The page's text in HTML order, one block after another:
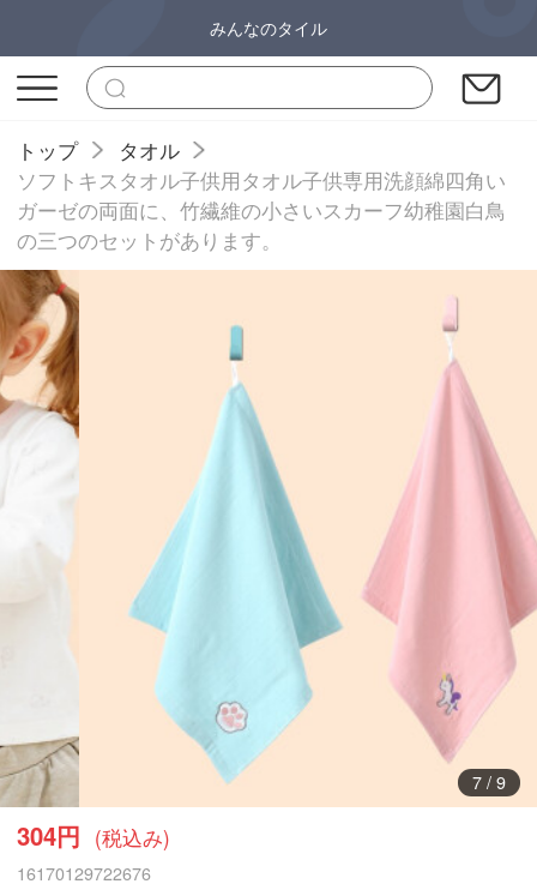
みんなのタイル
トップ
タオル
ソフトキスタオル子供用タオル子供専用洗顔綿四角い
ガーゼの両面に、竹繊維の小さいスカーフ幼稚園白鳥
の三つのセットがあります。
7/ 9
304円 (税込み)
16170129722676